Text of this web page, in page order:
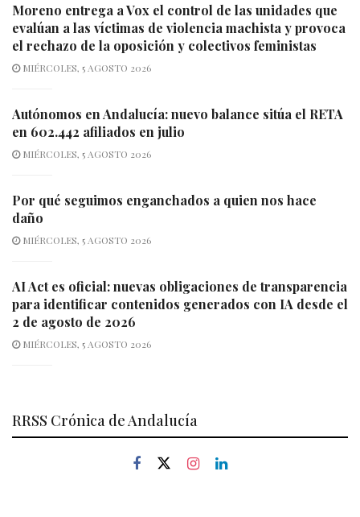
Moreno entrega a Vox el control de las unidades que
evalúan a las víctimas de violencia machista y provoca
el rechazo de la oposición y colectivos feministas
MIÉRCOLES, 5 AGOSTO 2026
Autónomos en Andalucía: nuevo balance sitúa el RETA
en 602.442 afiliados en julio
MIÉRCOLES, 5 AGOSTO 2026
Por qué seguimos enganchados a quien nos hace
daño
MIÉRCOLES, 5 AGOSTO 2026
AI Act es oficial: nuevas obligaciones de transparencia
para identificar contenidos generados con IA desde el
2 de agosto de 2026
MIÉRCOLES, 5 AGOSTO 2026
RRSS Crónica de Andalucía